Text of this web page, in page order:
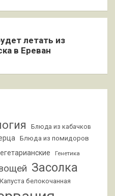
летать из
в Ереван
Блюда из кабачков
Блюда из помидоров
Генетика
Засолка
Капуста белокочанная